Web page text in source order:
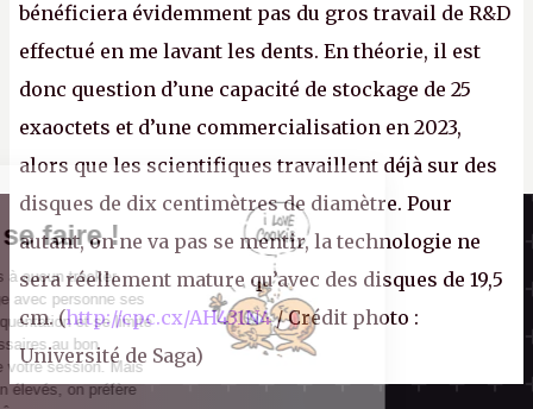
bénéficiera évidemment pas du gros travail de R&D
effectué en me lavant les dents. En théorie, il est
donc question d’une capacité de stockage de 25
exaoctets et d’une commercialisation en 2023,
alors que les scientifiques travaillent déjà sur des
disques de dix centimètres de diamètre. Pour
autant, on ne va pas se mentir, la technologie ne
sera réellement mature qu’avec des disques de 19,5
cm. (http://cpc.cx/AH431N4/ Crédit photo :
Université de Saga)
Kiosque numérique
Boutique
Il n'y a pas de
Cookie à se faire !
Ce site n'a recours à aucun tracker
externe, ne partage avec personne ses
statistiques de fréquentation et se limite
aux cookies nécessaires au bon
fonctionnement de votre session. Mais
comme on est bien élevés, on préfère